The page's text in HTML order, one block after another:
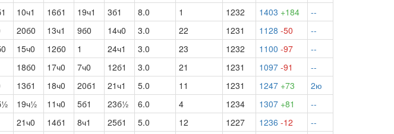
10ч1 16б1 19ч1 3б1 8.0 1 1232 1403 +184
--
20б0 13ч1 9б0 14ч0 3.0 22 1231 1128 -50
--
15ч0 12б0 1 24ч1 3.0 23 1232 1100 -97
--
18б0 17ч0 7ч0 12б1 3.0 21 1231 1097 -91
--
13б1 18ч0 20б1 21ч1 5.0 11 1231 1247 +73
2ю
19ч½ 11ч0 5б1 23б½ 6.0 4 1234 1307 +81
--
21ч0 14б1 8ч1 25б1 5.0 12 1227 1236 -12
--